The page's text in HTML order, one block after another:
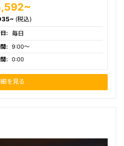
(税込)
: 毎日
: 9:00〜
: 0:00
を見る